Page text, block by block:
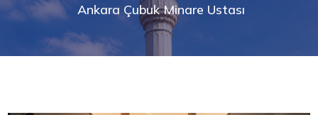
Ankara Çubuk Minare Ustası